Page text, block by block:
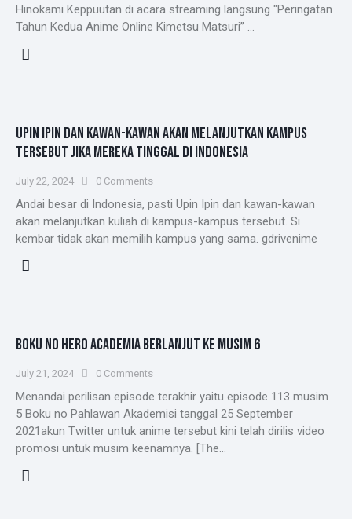
Hinokami Keppuutan di acara streaming langsung "Peringatan
Tahun Kedua Anime Online Kimetsu Matsuri” …
UPIN IPIN DAN KAWAN-KAWAN AKAN MELANJUTKAN KAMPUS
TERSEBUT JIKA MEREKA TINGGAL DI INDONESIA
July 22, 2024 0 Comments
Andai besar di Indonesia, pasti Upin Ipin dan kawan-kawan
akan melanjutkan kuliah di kampus-kampus tersebut. Si
kembar tidak akan memilih kampus yang sama. gdrivenime
BOKU NO HERO ACADEMIA BERLANJUT KE MUSIM 6
July 21, 2024 0 Comments
Menandai perilisan episode terakhir yaitu episode 113 musim
5 Boku no Pahlawan Akademisi tanggal 25 September
2021akun Twitter untuk anime tersebut kini telah dirilis video
promosi untuk musim keenamnya. [The…